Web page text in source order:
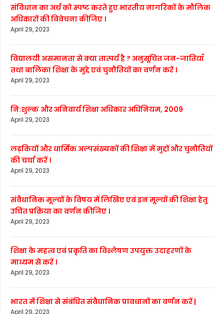
संविधान का अर्थ को स्पष्ट करते हुए भारतीय नागरिकों के मौलिक
अधिकारों की विवेचना कीजिए ।
April 29, 2023
विद्यालयी असमानता से क्या तात्पर्य है ? अनुसूचित जन-जातियाँ
तथा बालिका शिक्षा के मुद्दे एवं चुनौतियों का वर्णन करें ।
April 29, 2023
नि:शुल्क और अनिवार्य शिक्षा अधिकार अधिनियम, 2009
April 29, 2023
लड़कियों और धार्मिक अल्पसंख्यकों की शिक्षा में मुद्दों और चुनौतियों
की चर्चा करें ।
April 29, 2023
संवैधानिक मूल्यों के विषय में लिखिए एवं इन मूल्यों की शिक्षा हेतु
उचित प्रक्रिया का वर्णन कीजिए ।
April 29, 2023
शिक्षा के महत्व एवं प्रकृति का विश्लेषण उपयुक्त उदाहरणों के
माध्यम से करें ।
April 29, 2023
भारत में शिक्षा से संबंधित संवैधानिक प्रावधानों का वर्णन करें |
April 29, 2023